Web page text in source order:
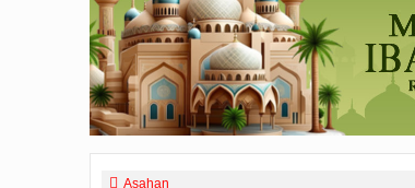
Asahan